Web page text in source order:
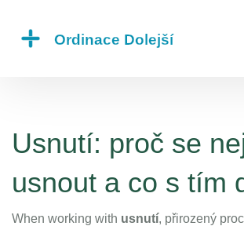
Usnutí: proč se
usnout a co s tím
When working with usnutí, přirozený